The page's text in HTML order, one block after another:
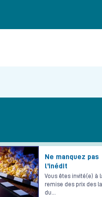
Ne manquez pas
l'inédit
Vous êtes invité(e) à
remise des prix des
du…